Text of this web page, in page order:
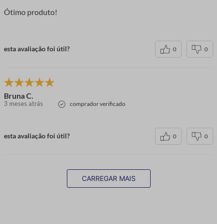
Ótimo produto!
esta avaliação foi útil? 0 0
Bruna C.
3 meses atrás comprador verificado
esta avaliação foi útil? 0 0
CARREGAR MAIS